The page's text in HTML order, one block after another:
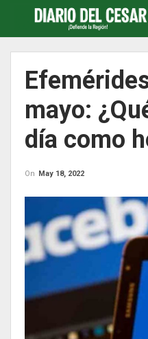
mayo:
día como
On May 18, 2022